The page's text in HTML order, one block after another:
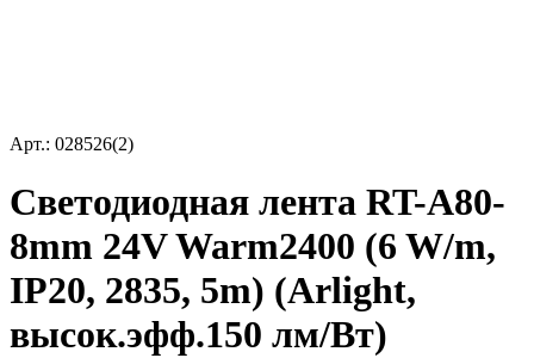
Арт.: 028526(2)
Светодиодная лента RT-A80-
8mm 24V Warm2400 (6 W/m,
IP20, 2835, 5m) (Arlight,
высок.эфф.150 лм/Вт)